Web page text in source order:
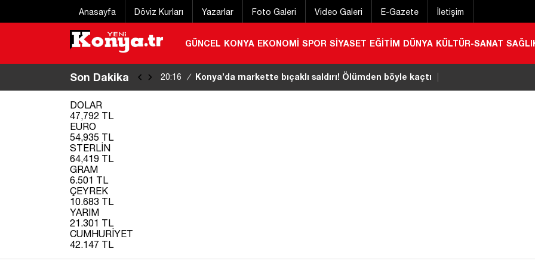
Anasayfa Döviz Kurları Yazarlar Foto Galeri Video Galeri E-Gazete İletişim
GÜNCEL KONYA EKONOMİ SPOR SİYASET EĞİTİM DÜNYA KÜLTÜR-SANAT
Son Dakika 20:16 / Konya’da markette bıçaklı saldırı! Ölümden böyle kaçtı
DOLAR
47,792 TL
EURO
54,935 TL
STERLİN
64,419 TL
GRAM
6.501 TL
ÇEYREK
10.683 TL
YARIM
21.301 TL
CUMHURİYET
42.147 TL